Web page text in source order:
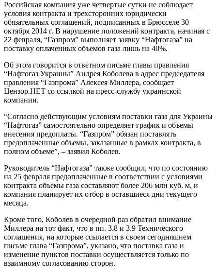
Российская компания уже четвертые сутки не соблюдает
условия контракта и трехсторонних юридически
обязательных соглашений, подписанных в Брюсселе 30
октября 2014 г. В нарушение положений контракта, начиная с
22 февраля, “Газпром” выполняет заявку “Нафтогаза” на
поставку оплаченных объемов газа лишь на 40%.
Об этом говорится в ответном письме главы правления
“Нафтогаз Украины” Андрея Коболева в адрес председателя
правления “Газпрома” Алексея Миллера, сообщает
Цензор.НЕТ со ссылкой на пресс-службу украинской
компании.
“Согласно действующим условиям поставки газа для Украины
“Нафтогаз” самостоятельно определяет график и объемы
внесения предоплаты. “Газпром” обязан поставлять
предоплаченные объемы, заказанные в рамках контракта, в
полном объеме”, – заявил Коболев.
Руководитель “Нафтогаза” также сообщил, что по состоянию
на 25 февраля предоплаченные в соответствии с условиями
контракта объемы газа составляют более 206 млн куб. м, и
компания планирует их отбор в оставшиеся дни текущего
месяца.
Кроме того, Коболев в очередной раз обратил внимание
Миллера на тот факт, что в пп. 3.8 и 3.9 Технического
соглашения, на которые ссылается в своем сегодняшнем
письме глава “Газпрома”, указано, что поставка газа и
изменение пунктов поставки осуществляется только по
взаимному согласованию сторон.